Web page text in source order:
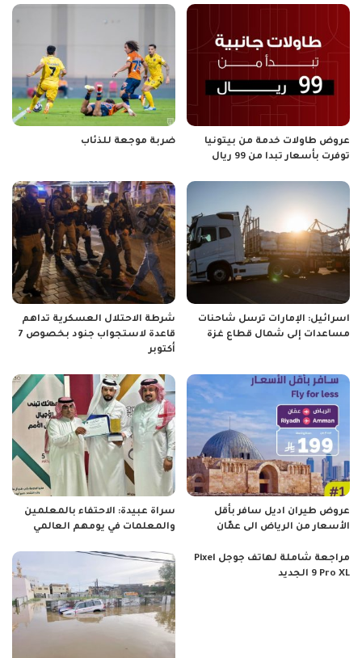
عروض طاولات خدمة من بيتونيا
توفرت بأسعار تبدا من 99 ريال
ضربة موجعة للذئاب
اسرائيل: الإمارات ترسل شاحنات
مساعدات إلى شمال قطاع غزة
شرطة الاحتلال العسكرية تداهم
قاعدة لاستجواب جنود بخصوص 7
أكتوبر
عروض طيران اديل سافر بأقل
الأسعار من الرياض الى عمّان
سراة عبيدة: الاحتفاء بالمعلمين
والمعلمات في يومهم العالمي
مراجعة شاملة لهاتف جوجل Pixel
9 Pro XL الجديد